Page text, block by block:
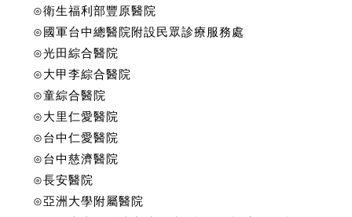
⊙衛生福利部豐原醫院
⊙國軍台中總醫院附設民眾診療服務處
⊙光田綜合醫院
⊙大甲李綜合醫院
⊙童綜合醫院
⊙大里仁愛醫院
⊙台中仁愛醫院
⊙台中慈濟醫院
⊙長安醫院
⊙亞洲大學附屬醫院